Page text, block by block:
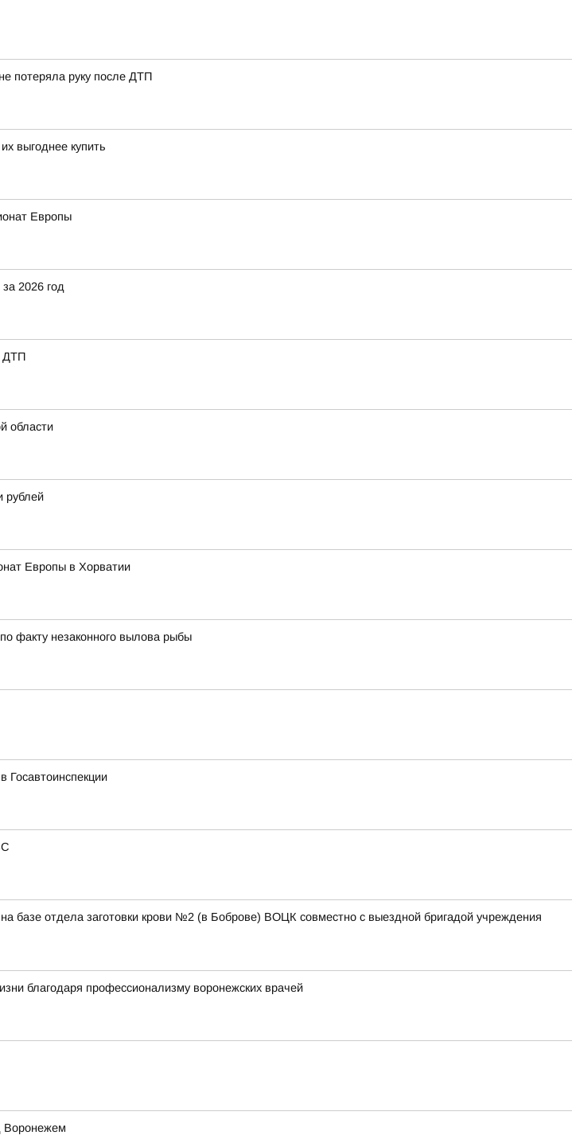
потеряла руку после ДТП
выгоднее купить
Европы
2026 год
ДТП
области
рублей
Европы в Хорватии
факту незаконного вылова рыбы
Госавтоинспекции
базе отдела заготовки крови №2 (в Боброве) ВОЦК совместно с выездной бригадой учреждения
благодаря профессионализму воронежских врачей
Воронежем